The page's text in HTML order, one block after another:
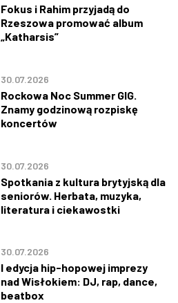
Fokus i Rahim przyjadą do
Rzeszowa promować album
„Katharsis”
30.07.2026
Rockowa Noc Summer GIG.
Znamy godzinową rozpiskę
koncertów
30.07.2026
Spotkania z kultura brytyjską dla
seniorów. Herbata, muzyka,
literatura i ciekawostki
30.07.2026
I edycja hip-hopowej imprezy
nad Wisłokiem: DJ, rap, dance,
beatbox